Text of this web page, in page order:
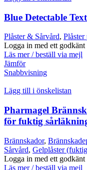
Blue Detectable
Plåster & Sårvård, Plåster
Logga in med ett
Läs mer / beställ via mejl
Jämför
Snabbvisning
Lägg till i önskelistan
Pharmagel
för fuktig
Brännskador,
Sårvård, Gelplåster
Logga in med ett
Läs mer / beställ via mejl